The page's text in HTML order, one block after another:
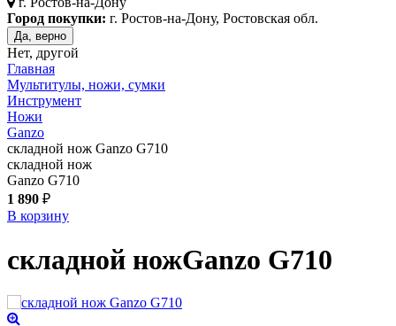
Город покупки: г. Ростов-на-Дону, Ростовская обл.
Да, верно
Нет, другой
Главная
Мультитулы, ножи, сумки
Инструмент
Ножи
Ganzo
складной нож Ganzo G710
складной нож
Ganzo G710
1 890 ₽
В корзину
складной ножGanzo G710